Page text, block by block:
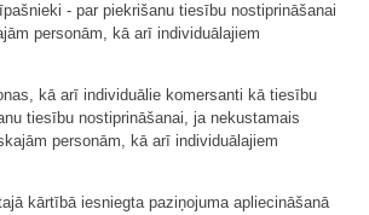
- par piekrišanu tiesību nostiprināšanai
personām, kā arī individuālajiem
kā arī individuālie komersanti kā tiesību
tiesību nostiprināšanai, ja nekustamais
personām, kā arī individuālajiem
kārtībā iesniegta paziņojuma apliecināšanā